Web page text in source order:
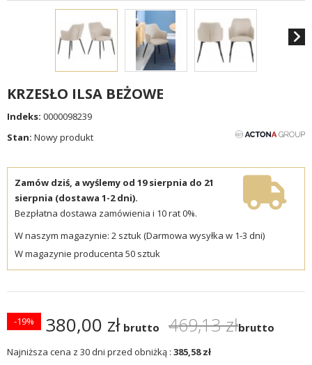
KRZESŁO ILSA BEŻOWE
Indeks: 0000098239
Stan: Nowy produkt
Zamów dziś, a wyślemy od 19 sierpnia do 21
sierpnia (dostawa 1-2 dni).
Bezpłatna dostawa zamówienia i 10 rat 0%.
W naszym magazynie: 2 sztuk (Darmowa wysyłka w 1-3 dni)
W magazynie producenta 50 sztuk
380,00 zł brutto 469,13 złbrutto
-19%
Najniższa cena z 30 dni przed obniżką : 385,58 zł